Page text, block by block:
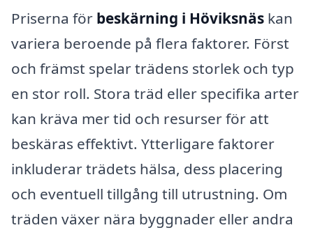
Priserna för beskärning i Höviksnäs kan
variera beroende på flera faktorer. Först
och främst spelar trädens storlek och typ
en stor roll. Stora träd eller specifika arter
kan kräva mer tid och resurser för att
beskäras effektivt. Ytterligare faktorer
inkluderar trädets hälsa, dess placering
och eventuell tillgång till utrustning. Om
träden växer nära byggnader eller andra